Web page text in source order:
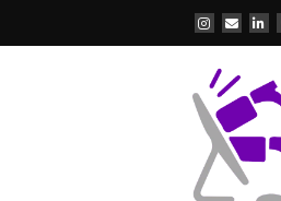
contenido